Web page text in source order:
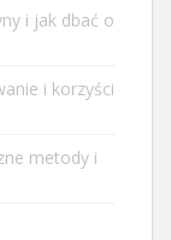
i jak dbać o
i korzyści
metody i